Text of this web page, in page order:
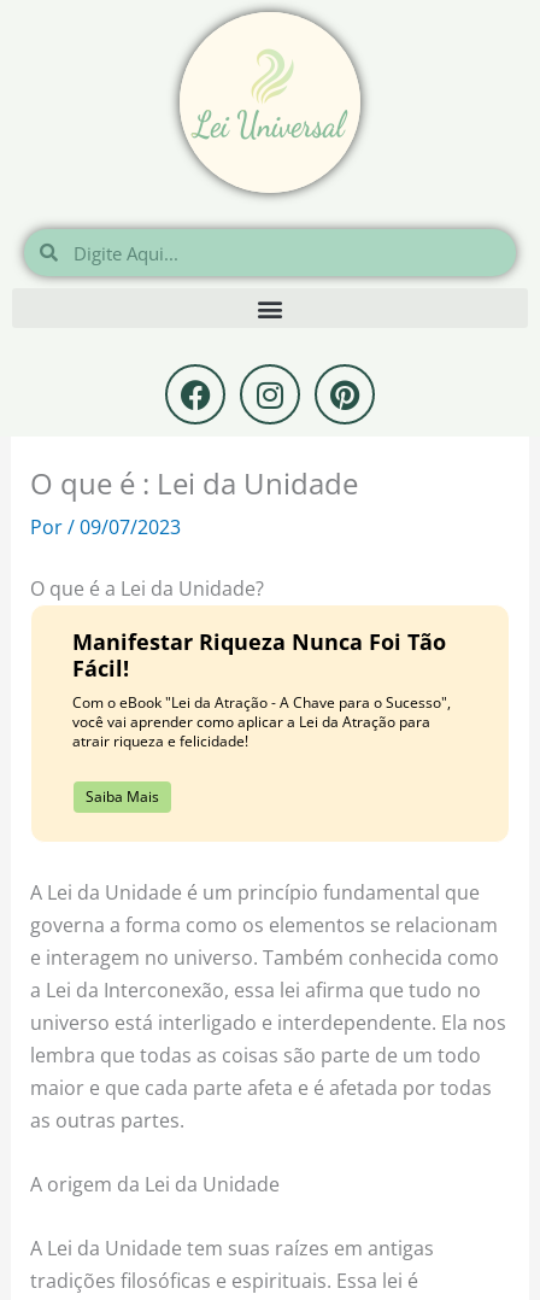
Pesquisar
Pesquisar
F
a
c
e
b
k
I
n
s
t
a
m
P
i
n
t
e
t
O que é : Lei da Unidade
Por/09/07/2023
O que é a Lei da Unidade?
Manifestar Riqueza Nunca Foi Tão
Fácil!
Com o eBook "Lei da Atração - A Chave para o Sucesso",
você vai aprender como aplicar a Lei da Atração para
atrair riqueza e felicidade!
Saiba Mais
A Lei da Unidade é um princípio fundamental que
governa a forma como os elementos se relacionam
e interagem no universo. Também conhecida como
a Lei da Interconexão, essa lei afirma que tudo no
universo está interligado e interdependente. Ela nos
lembra que todas as coisas são parte de um todo
maior e que cada parte afeta e é afetada por todas
as outras partes.
A origem da Lei da Unidade
A Lei da Unidade tem suas raízes em antigas
tradições filosóficas e espirituais. Essa lei é